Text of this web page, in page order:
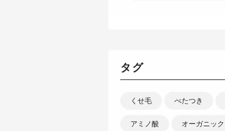
タグ
くせ毛 べたつき
アミノ酸 オーガニック